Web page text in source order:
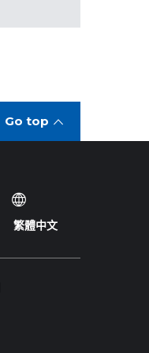
Go top
繁體中文